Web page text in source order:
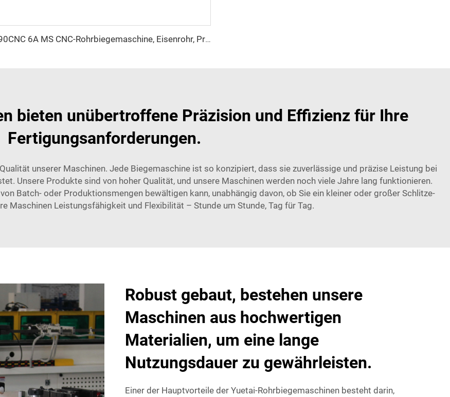
90CNC 6A MS CNC-Rohrbiegemaschine, Eisenrohr, Profilrohrbieger mit Motor für Aluminium und Edelstahl Messingrohre/Rohrleitungen
bieten unübertroffene Präzision und Effizienz für Ihre
Fertigungsanforderungen.
unserer Maschinen. Jede Biegemaschine ist so konzipiert, dass sie zuverlässige und präzise Leistung bei
Unsere Produkte sind von hoher Qualität, und unsere Maschinen werden noch viele Jahre lang funktionieren.
Batch- oder Produktionsmengen bewältigen kann, unabhängig davon, ob Sie ein kleiner oder großer Schlitze-
Maschinen Leistungsfähigkeit und Flexibilität – Stunde um Stunde, Tag für Tag.
Robust gebaut, bestehen unsere
Maschinen aus hochwertigen
Materialien, um eine lange
Nutzungsdauer zu gewährleisten.
Einer der Hauptvorteile der Yuetai-Rohrbiegemaschinen besteht darin,